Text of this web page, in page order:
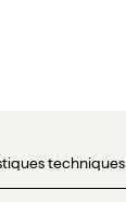
techniques